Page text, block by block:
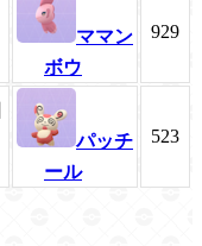
ママン
ボウ
929
パッチ
ール
523